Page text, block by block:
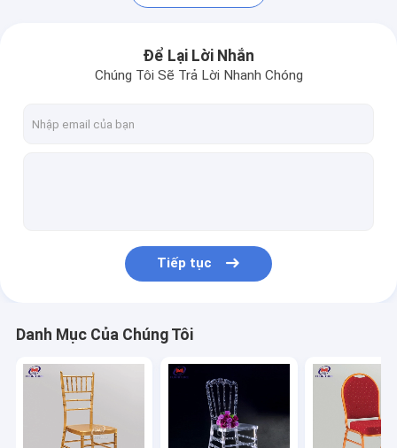
Để Lại Lời Nhắn
Chúng Tôi Sẽ Trả Lời Nhanh Chóng
Tiếp tục
Danh Mục Của Chúng Tôi